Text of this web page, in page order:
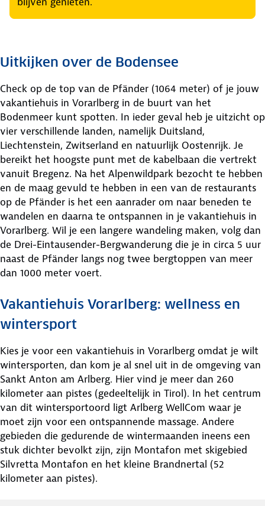
Uitkijken over de Bodensee
Check op de top van de Pfänder (1064 meter) of je jouw
vakantiehuis in Vorarlberg in de buurt van het
Bodenmeer kunt spotten. In ieder geval heb je uitzicht op
vier verschillende landen, namelijk Duitsland,
Liechtenstein, Zwitserland en natuurlijk Oostenrijk. Je
bereikt het hoogste punt met de kabelbaan die vertrekt
vanuit Bregenz. Na het Alpenwildpark bezocht te hebben
en de maag gevuld te hebben in een van de restaurants
op de Pfänder is het een aanrader om naar beneden te
wandelen en daarna te ontspannen in je vakantiehuis in
Vorarlberg. Wil je een langere wandeling maken, volg dan
de Drei-Eintausender-Bergwanderung die je in circa 5 uur
naast de Pfänder langs nog twee bergtoppen van meer
dan 1000 meter voert.
Vakantiehuis Vorarlberg: wellness en
wintersport
Kies je voor een vakantiehuis in Vorarlberg omdat je wilt
wintersporten, dan kom je al snel uit in de omgeving van
Sankt Anton am Arlberg. Hier vind je meer dan 260
kilometer aan pistes (gedeeltelijk in Tirol). In het centrum
van dit wintersportoord ligt Arlberg WellCom waar je
moet zijn voor een ontspannende massage. Andere
gebieden die gedurende de wintermaanden ineens een
stuk dichter bevolkt zijn, zijn Montafon met skigebied
Silvretta Montafon en het kleine Brandnertal (52
kilometer aan pistes).